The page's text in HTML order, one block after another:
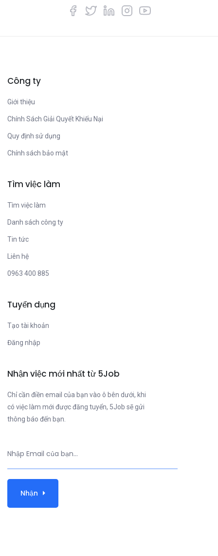
Công ty
Giới thiệu
Chính Sách Giải Quyết Khiếu Nại
Quy định sử dụng
Chính sách bảo mật
Tìm việc làm
Tìm việc làm
Danh sách công ty
Tin tức
Liên hệ
0963 400 885
Tuyển dụng
Tạo tài khoản
Đăng nhập
Nhận việc mới nhất từ 5Job
Chỉ cần điền email của bạn vào ô bên dưới, khi
có việc làm mới được đăng tuyển, 5Job sẽ gửi
thông báo đến bạn.
Nhận